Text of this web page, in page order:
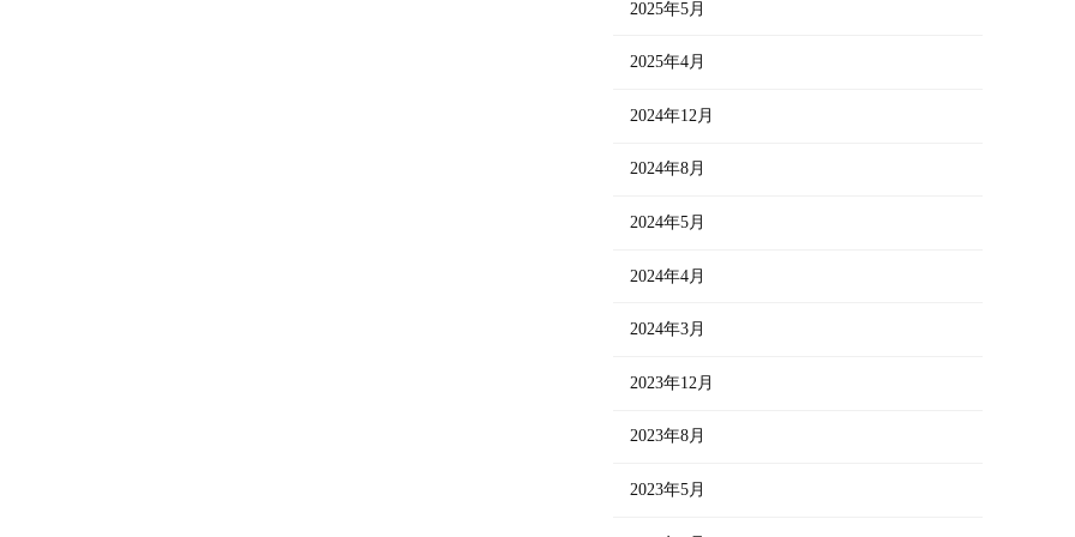
2025年5月
2025年4月
2024年12月
2024年8月
2024年5月
2024年4月
2024年3月
2023年12月
2023年8月
2023年5月